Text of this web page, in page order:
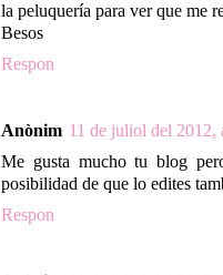
la peluquería para ver que me
Besos
Respon
Anònim 11 de juliol del 2012,
Me gusta mucho tu blog
posibilidad de que lo edites
Respon